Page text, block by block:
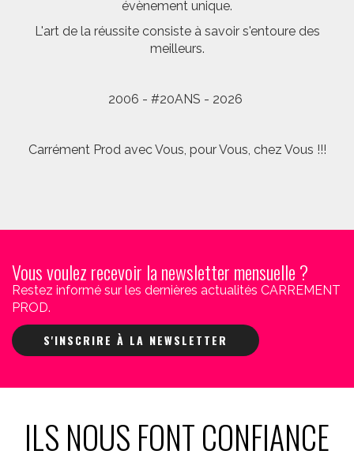
évènement unique.
L'art de la réussite consiste à savoir s'entoure des
meilleurs.
2006 - #20ANS - 2026
Carrément Prod avec Vous, pour Vous, chez Vous !!!
Vous voulez recevoir la newsletter mensuelle ?
Restez informé sur les dernières actualités CARREMENT
PROD.
S'INSCRIRE À LA NEWSLETTER
ILS NOUS FONT CONFIANCE